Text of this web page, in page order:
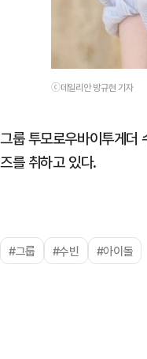
ⓒ데일리안 방규현 기자
그룹 투모로우바이투게더
즈를 취하고 있다.
#그룹 #수빈 #아이돌